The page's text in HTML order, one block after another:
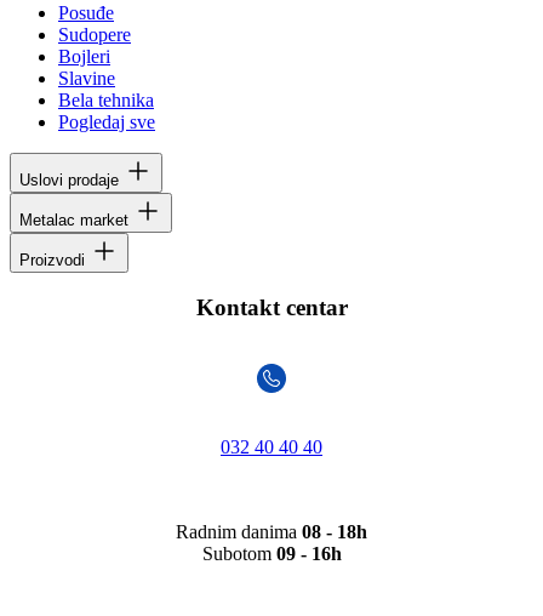
Posuđe
Sudopere
Bojleri
Slavine
Bela tehnika
Pogledaj sve
Uslovi prodaje
Metalac market
Proizvodi
Kontakt centar
032 40 40 40
Radnim danima 08 - 18h
Subotom 09 - 16h